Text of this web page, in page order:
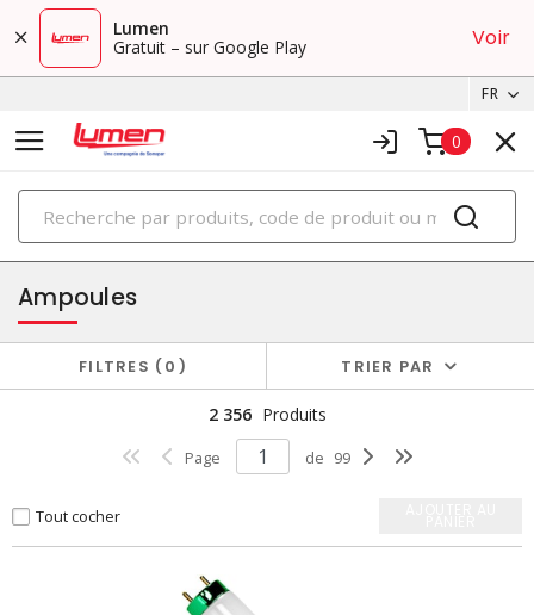
Lumen
Gratuit – sur Google Play
Voir
FR
0
PRODUITS
éclairage
Ampoules
FILTRES 0 TRIER PAR
2 356 Produits
Page de 99
Tout cocher